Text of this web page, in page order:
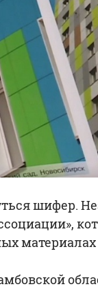
шифер.
материалах